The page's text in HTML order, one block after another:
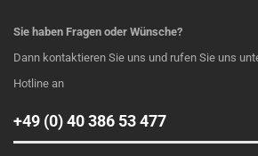
Sie haben Fragen oder Wünsche?
Dann kontaktieren Sie uns und rufen Sie uns
Hotline an
+49 (0) 40 386 53 477